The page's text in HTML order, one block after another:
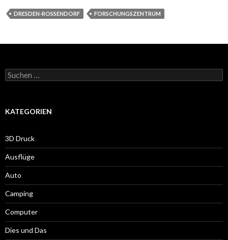
DRESDEN-ROSSENDORF FORSCHUNGSZENTRUM
Suche
nach:
KATEGORIEN
3D Druck
Ausflüge
Auto
Camping
Computer
Dies und Das